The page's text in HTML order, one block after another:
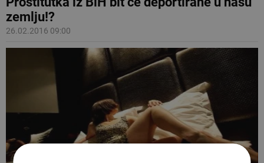
zemlju!?
26.02.2016 09:00